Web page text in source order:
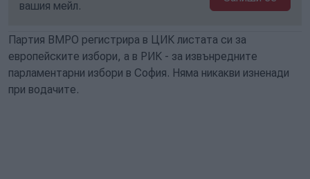
вашия мейл.
Партия ВМРО регистрира в ЦИК листата си за
европейските избори, а в РИК - за извънредните
парламентарни избори в София. Няма никакви изненади
при водачите.